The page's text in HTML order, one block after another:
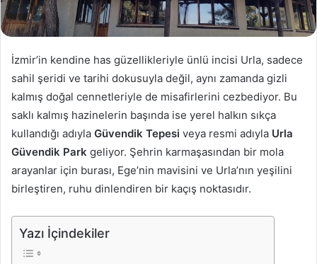
İzmir’in kendine has güzellikleriyle ünlü incisi Urla, sadece
sahil şeridi ve tarihi dokusuyla değil, aynı zamanda gizli
kalmış doğal cennetleriyle de misafirlerini cezbediyor. Bu
saklı kalmış hazinelerin başında ise yerel halkın sıkça
kullandığı adıyla Güvendik Tepesi veya resmi adıyla Urla
Güvendik Park geliyor. Şehrin karmaşasından bir mola
arayanlar için burası, Ege’nin mavisini ve Urla’nın yeşilini
birleştiren, ruhu dinlendiren bir kaçış noktasıdır.
Yazı İçindekiler